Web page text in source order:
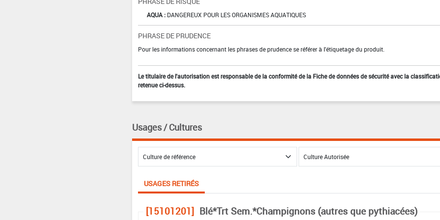
AQUA : DANGEREUX POUR LES ORGANISMES AQUATIQUES
PHRASE DE PRUDENCE
Pour les informations concernant les phrases de prudence se référer à l'étiquetage du produit.
Le titulaire de l'autorisation est responsable de la conformité de la Fiche de données de sécurité avec la
retenue ci-dessus.
Usages / Cultures
USAGES RETIRÉS
[15101201] Blé*Trt Sem.*Champignons (autres que pythiacées)